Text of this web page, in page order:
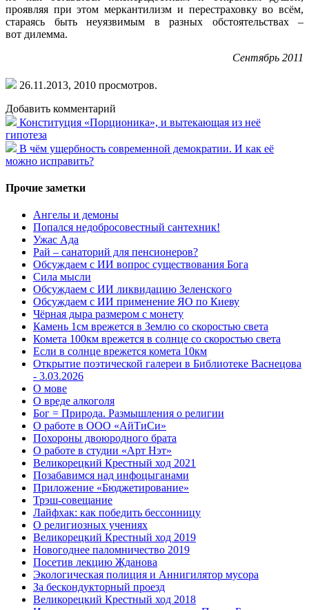
проявляя при этом меркантилизм и перестраховку во всём,
стараясь быть неуязвимым в разных обстоятельствах –
вот дилемма.
Сентябрь 2011
26.11.2013, 2010 просмотров.
Добавить комментарий
Конституция «Порционика», и вытекающая из неё
гипотеза
В чём ущербность современной демократии. И как её
можно исправить?
Прочие заметки
Ангелы и демоны
Попался недобросовестный сантехник!
Ужас Ада
Рай – санаторий для пенсионеров?
Обсуждаем с ИИ вопрос существования Бога
Сила мысли
Обсуждаем с ИИ ликвидацию Зеленского
Обсуждаем с ИИ применение ЯО по Киеву
Чёрная дыра размером с монету
Камень 1см врежется в Землю со скоростью света
Комета 100км врежется в солнце со скоростью света
Если в солнце врежется комета 10км
Открытие поэтической галереи в Библиотеке Васнецова
- 3.03.2026
О мове
О вреде алкоголя
Бог = Природа. Размышления о религии
О работе в ООО «АйТиСи»
Похороны двоюродного брата
О работе в студии «Арт Нэт»
Великорецкий Крестный ход 2021
Позабавимся над инфоцыганами
Приложение «Бюджетирование»
Трэш-совещание
Лайфхак: как победить бессонницу
О религиозных учениях
Великорецкий Крестный ход 2019
Новогоднее паломничество 2019
Посетив лекцию Жданова
Экологическая полиция и Аннигилятор мусора
За бескондукторный проезд
Великорецкий Крестный ход 2018